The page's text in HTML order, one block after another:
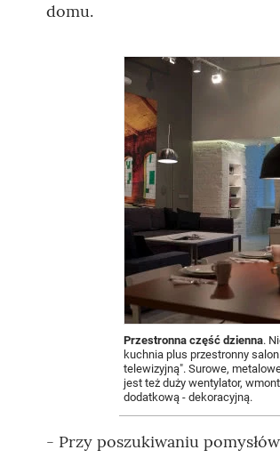
domu.
Przestronna część dzienna.
kuchnia plus przestronny
telewizyjną". Surowe,
jest też duży wentylator,
dodatkową - dekoracyjną.
- Przy poszukiwaniu